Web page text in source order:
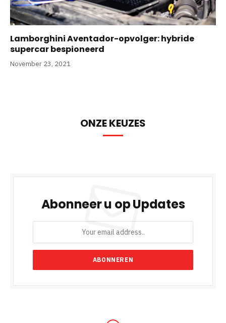
Lamborghini Aventador-opvolger: hybride
supercar bespioneerd
November 23, 2021
ONZE KEUZES
Abonneer u op Updates